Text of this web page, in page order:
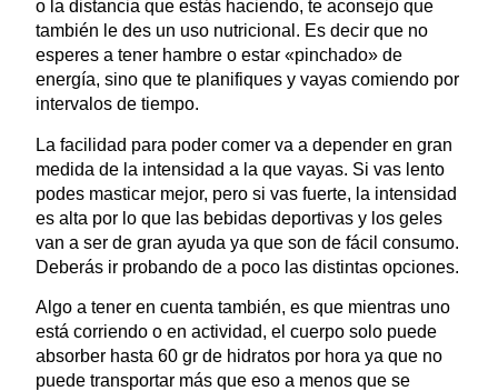
o la distancia que estás haciendo, te aconsejo que
también le des un uso nutricional. Es decir que no
esperes a tener hambre o estar «pinchado» de
energía, sino que te planifiques y vayas comiendo por
intervalos de tiempo.
La facilidad para poder comer va a depender en gran
medida de la intensidad a la que vayas. Si vas lento
podes masticar mejor, pero si vas fuerte, la intensidad
es alta por lo que las bebidas deportivas y los geles
van a ser de gran ayuda ya que son de fácil consumo.
Deberás ir probando de a poco las distintas opciones.
Algo a tener en cuenta también, es que mientras uno
está corriendo o en actividad, el cuerpo solo puede
absorber hasta 60 gr de hidratos por hora ya que no
puede transportar más que eso a menos que se